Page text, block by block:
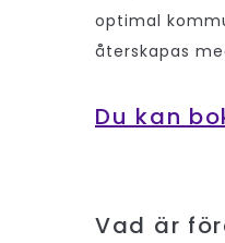
optimal
återskapas
Du kan
Vad är